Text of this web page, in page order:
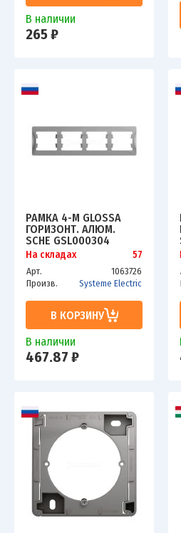
В наличии
265 ₽
РАМКА 4-М GLOSSA
ГОРИЗОНТ. АЛЮМ.
SCHE GSL000304
На складах 57
Арт.
1063726
Произв.
Systeme Electric
В КОРЗИНУ
В наличии
467.87 ₽